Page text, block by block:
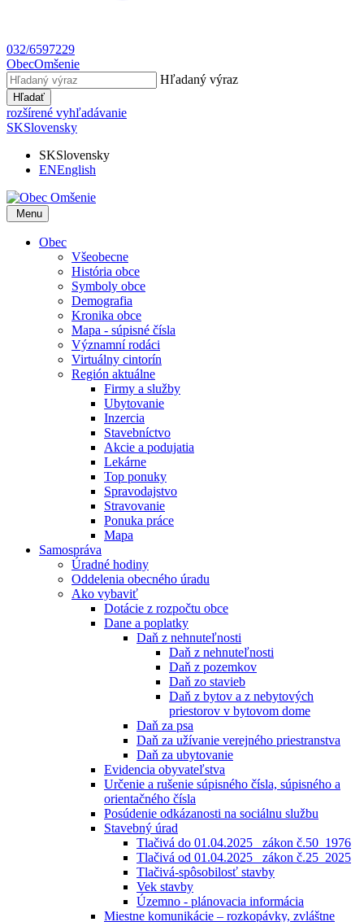
032/6597229
ObecOmšenie
Hľadaný výraz
Hľadať
rozšírené vyhľadávanie
SKSlovensky
SKSlovensky
ENEnglish
Menu
Obec
Všeobecne
História obce
Symboly obce
Demografia
Kronika obce
Mapa - súpisné čísla
Významní rodáci
Virtuálny cintorín
Región aktuálne
Firmy a služby
Ubytovanie
Inzercia
Stavebníctvo
Akcie a podujatia
Lekárne
Top ponuky
Spravodajstvo
Stravovanie
Ponuka práce
Mapa
Samospráva
Úradné hodiny
Oddelenia obecného úradu
Ako vybaviť
Dotácie z rozpočtu obce
Dane a poplatky
Daň z nehnuteľnosti
Daň z nehnuteľnosti
Daň z pozemkov
Daň zo stavieb
Daň z bytov a z nebytových
priestorov v bytovom dome
Daň za psa
Daň za užívanie verejného priestranstva
Daň za ubytovanie
Evidencia obyvateľstva
Určenie a rušenie súpisného čísla, súpisného a
orientačného čísla
Posúdenie odkázanosti na sociálnu službu
Stavebný úrad
Tlačivá do 01.04.2025_ zákon č.50_1976
Tlačivá od 01.04.2025_ zákon č.25_2025
Tlačivá-spôsobilosť stavby
Vek stavby
Územno - plánovacia informácia
Miestne komunikácie – rozkopávky, zvláštne